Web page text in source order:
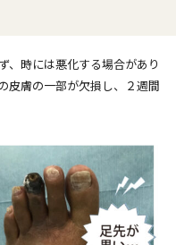
、時には悪化する場合があり
皮膚の一部が欠損し、２週間